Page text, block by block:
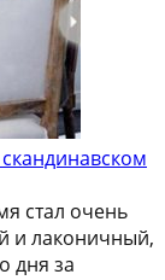
стал очень
и лаконичный,
дня за